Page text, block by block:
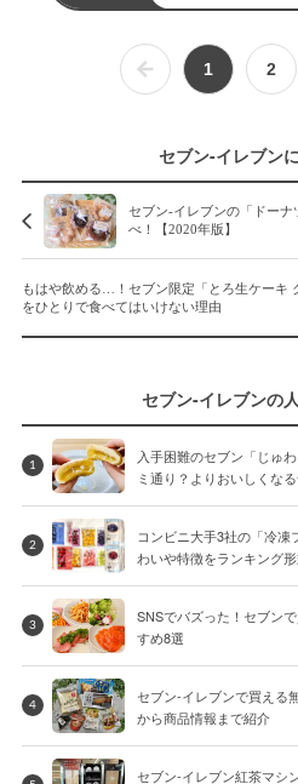
1 2
セブン-イレブン
セブン-イレブンの「ドー
べ！【2020年版】
もはや飲める…！セブン限定「とろ生ケーキ
をひとりで食べてはいけない理由
セブン-イレブンの
1
入手困難のセブン「じゅ
ミ通り？よりおいしくな
2
コンビニ大手3社の「冷
わいや特徴をランキング
3
SNSでバズった！セブン
すめ8選
4
セブン-イレブンで買える
から商品情報まで紹介
セブン-イレブン紅茶マシ